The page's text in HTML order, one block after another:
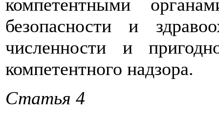
компетентными
безопасности и
численности и
компетентного надзора.
Статья 4